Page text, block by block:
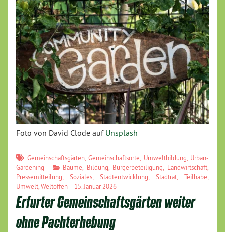
Foto von David Clode auf Unsplash
Gemeinschaftsgärten, Gemeinschaftsorte Umweltbildung Urban-
Gardening
Bäume Bildung Bürgerbeteiligung Landwirtschaft
Pressemitteilung
Soziales Stadtentwicklung Stadtrat Teilhabe
Umwelt Weltoffen 15. Januar 2026
Erfurter Gemeinschaftsgärten weiter
ohne Pachterhebung